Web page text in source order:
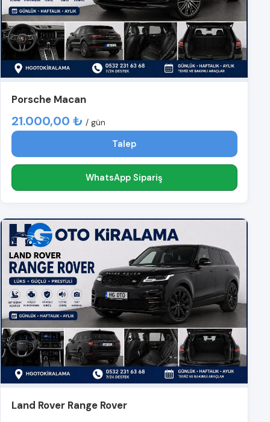
Porsche Macan
21.000,00 ₺ / gün
Talep
WhatsApp Sipariş
Land Rover Range Rover